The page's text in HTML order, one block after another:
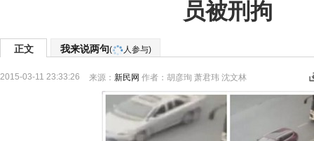
员被刑拘
正文 我来说两句( 人参与)
2015-03-11 23:33:26 来源： 新民网 作者：胡彦珣 萧君玮 沈文林